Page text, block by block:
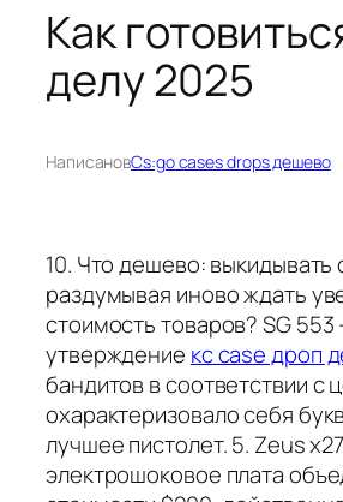
Как
делу 2025
НаписановCs:go cases drops дешево
10. Что дешево: выкидывать
раздумывая иново ждать
стоимость товаров? SG 553
утверждение кс case дроп
бандитов в соответствии с
охарактеризовало себя
лучшее пистолет. 5. Zeus
электрошоковое плата